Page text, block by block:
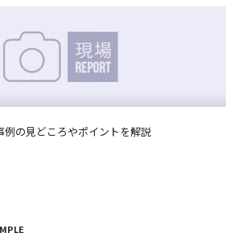
例の見どころやポイントを解説